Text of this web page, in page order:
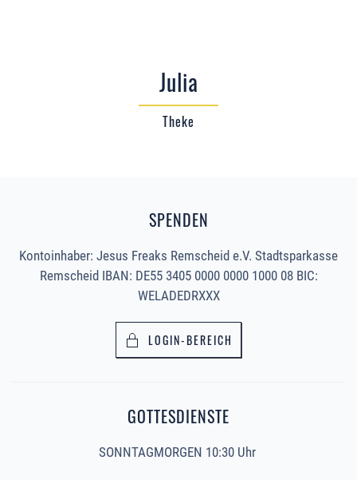
Julia
Theke
SPENDEN
Kontoinhaber: Jesus Freaks Remscheid e.V. Stadtsparkasse
Remscheid IBAN: DE55 3405 0000 0000 1000 08 BIC:
WELADEDRXXX
LOGIN-BEREICH
GOTTESDIENSTE
SONNTAGMORGEN 10:30 Uhr